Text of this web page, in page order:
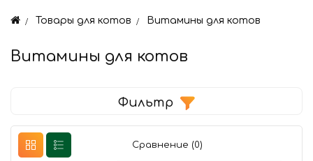
Товары для котов Витамины для котов
Витамины для котов
Фильтр
Сравнение (0)